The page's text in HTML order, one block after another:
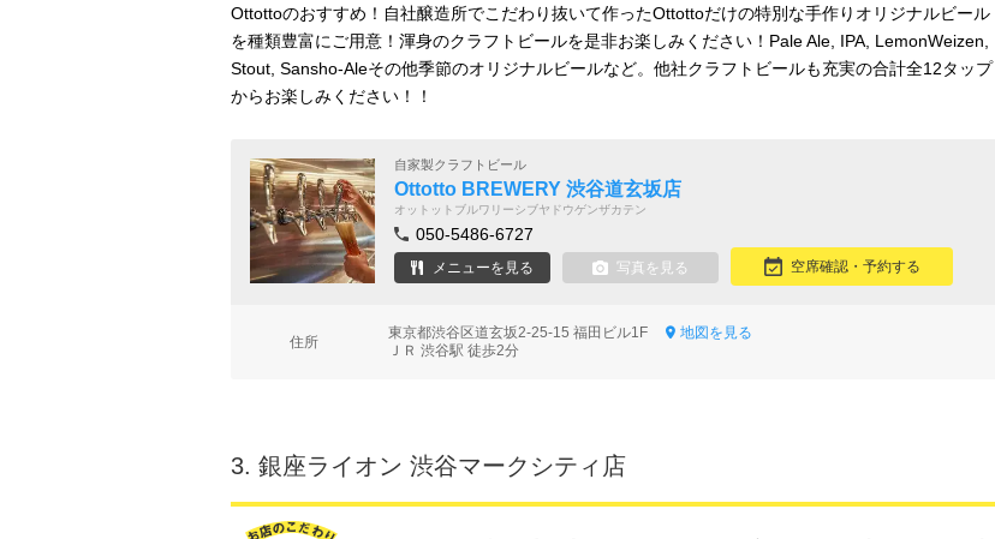
Ottottoのおすすめ！自社醸造所でこだわり抜いて作ったOttottoだけの特別な手作りオリジナルビール
を種類豊富にご用意！渾身のクラフトビールを是非お楽しみください！Pale Ale, IPA, LemonWeizen,
Stout, Sansho-Aleその他季節のオリジナルビールなど。他社クラフトビールも充実の合計全12タップ
からお楽しみください！！
自家製クラフトビール
Ottotto BREWERY 渋谷道玄坂店
オットットブルワリーシブヤドウゲンザカテン
050-5486-6727
メニューを見る 写真を見る 空席確認・予約する
住所
東京都渋谷区道玄坂2-25-15 福田ビル1F
地図を見る
ＪＲ 渋谷駅 徒歩2分
3. 銀座ライオン 渋谷マークシティ店